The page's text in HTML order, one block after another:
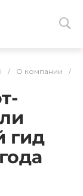
/ О компании /
гид